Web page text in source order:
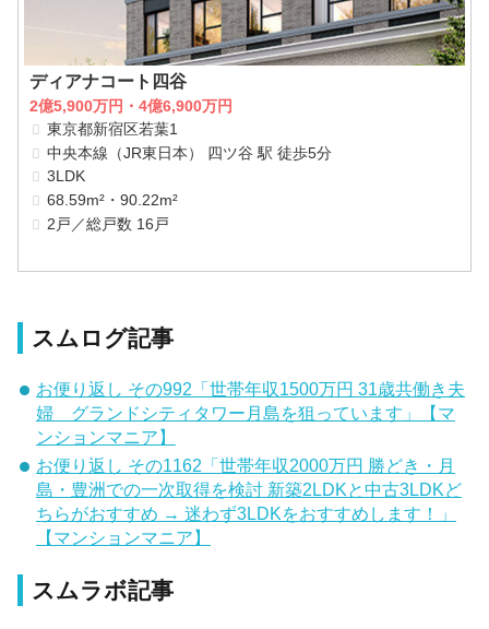
ディアナコート四谷
2億5,900万円・4億6,900万円
東京都新宿区若葉1
中央本線（JR東日本） 四ツ谷 駅 徒歩5分
3LDK
68.59m²・90.22m²
2戸／総戸数 16戸
スムログ記事
お便り返し その992「世帯年収1500万円 31歳共働き夫
婦 グランドシティタワー月島を狙っています」【マ
ンションマニア】
お便り返し その1162「世帯年収2000万円 勝どき・月
島・豊洲での一次取得を検討 新築2LDKと中古3LDKど
ちらがおすすめ → 迷わず3LDKをおすすめします！」
【マンションマニア】
スムラボ記事